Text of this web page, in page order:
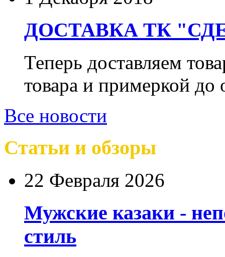
ДОСТАВКА ТК
Теперь доставляем
товара и примеркой
Все новости
Статьи и обзоры
22 Февраля 2026
Мужские казаки -
стиль